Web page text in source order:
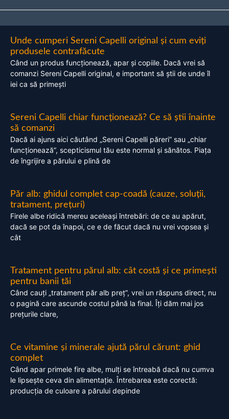
Unde cumperi Sereni Capelli original și cum eviți
produsele contrafăcute
Când un produs funcționează, apar și copiile. Dacă vrei să
comanzi Sereni Capelli original, e important să știi de unde îl
iei ca să primești
Sereni Capelli chiar funcționează? Ce să știi înainte
să comanzi
Dacă ai ajuns aici căutând „Sereni Capelli păreri” sau „chiar
funcționează”, scepticismul tău este normal și sănătos. Piața
de îngrijire a părului e plină de
Păr alb: ghidul complet cap-coadă (cauze, soluții,
tratament, prețuri)
Firele albe ridică mereu aceleași întrebări: de ce au apărut,
dacă se pot da înapoi, ce e de făcut dacă nu vrei vopsea și
cât
Tratament pentru părul alb: cât costă și ce primești
pentru banii tăi
Când cauți „tratament păr alb preț”, vrei un răspuns direct, nu
o pagină care ascunde costul până la final. Îți dăm mai jos
prețurile clare,
Ce vitamine și minerale ajută părul cărunt: ghid
complet
Când apar primele fire albe, mulți se întreabă dacă nu cumva
le lipsește ceva din alimentație. Întrebarea este corectă:
producția de culoare a părului depinde